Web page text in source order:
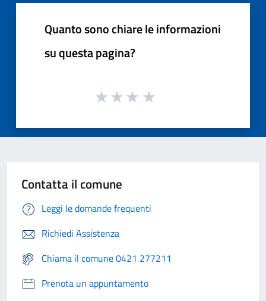
Quanto sono chiare le informazioni
su questa pagina?
Contatta il comune
Leggi le domande frequenti
Richiedi Assistenza
Chiama il comune 0421 277211
Prenota un appuntamento